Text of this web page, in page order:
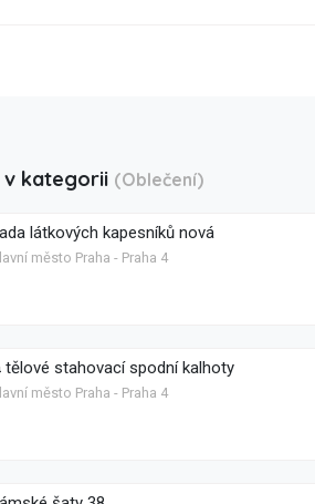
v kategorii (Oblečení)
látkových kapesníků nová
město Praha - Praha 4
¾ tělové stahovací spodní kalhoty
město Praha - Praha 4